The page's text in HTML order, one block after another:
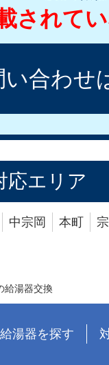
されて
い合わせ
応エリア
中宗岡 本町
給湯器交換
給湯器を探す